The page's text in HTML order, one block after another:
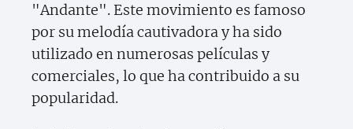
"Andante". Este movimiento es famoso
por su melodía cautivadora y ha sido
utilizado en numerosas películas y
comerciales, lo que ha contribuido a su
popularidad.